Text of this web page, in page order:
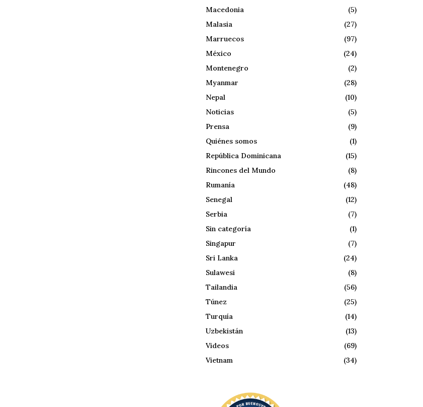
Macedonia
(5)
Malasia
(27)
Marruecos
(97)
México
(24)
Montenegro
(2)
Myanmar
(28)
Nepal
(10)
Noticias
(5)
Prensa
(9)
Quiénes somos
(1)
República Dominicana
(15)
Rincones del Mundo
(8)
Rumanía
(48)
Senegal
(12)
Serbia
(7)
Sin categoría
(1)
Singapur
(7)
Sri Lanka
(24)
Sulawesi
(8)
Tailandia
(56)
Túnez
(25)
Turquía
(14)
Uzbekistán
(13)
Videos
(69)
Vietnam
(34)